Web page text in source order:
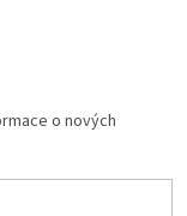
o nových